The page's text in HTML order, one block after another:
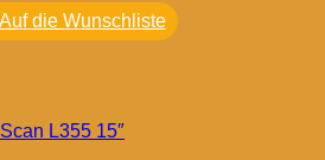
Auf die Wunschliste
L355 15″